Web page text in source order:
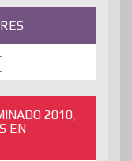
2010,
EN